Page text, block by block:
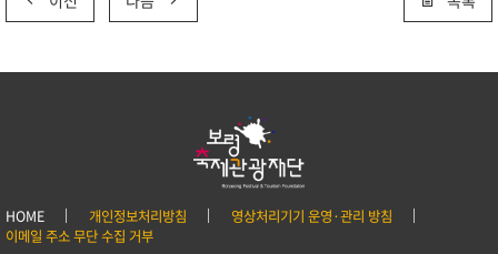
HOME 개인정보처리방침
영상처리기기 운영·관리 방침
이메일 주소 무단 수집 거부